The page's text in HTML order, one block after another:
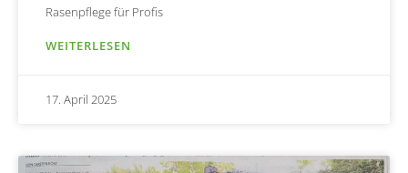
Rasenpflege für Profis
WEITERLESEN
17. April 2025